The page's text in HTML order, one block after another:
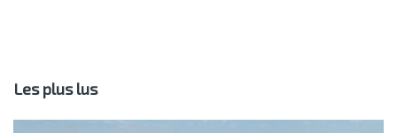
Les plus lus